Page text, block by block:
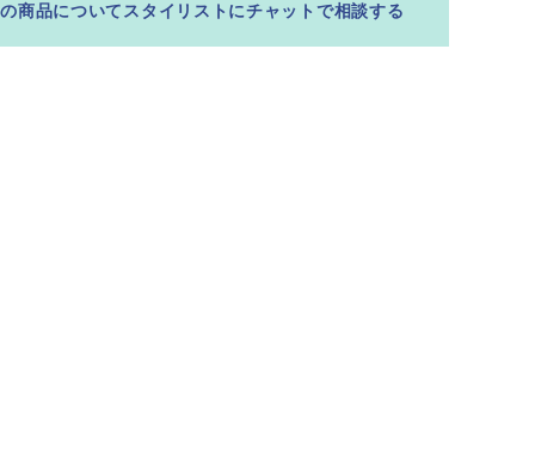
商品についてスタイリストにチャットで相談する